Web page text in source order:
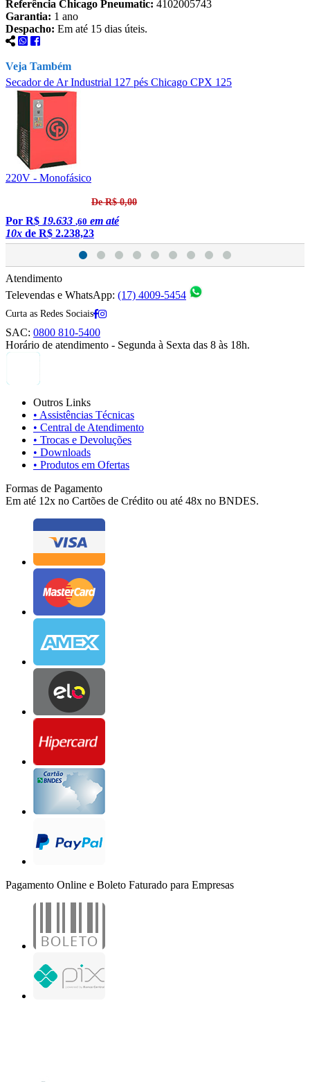
Referência Chicago Pneumatic: 4102005743
Garantia: 1 ano
Despacho: Em até 15 dias úteis.
Veja Também
Secador de Ar Industrial 127 pés Chicago CPX 125
220V - Monofásico
De R$ 0,00
Por R$ 19.633 ,60 em até
10x de R$ 2.238,23
Atendimento
Televendas e WhatsApp: (17) 4009-5454
Curta as Redes Sociais
SAC: 0800 810-5400
Horário de atendimento - Segunda à Sexta das 8 às 18h.
Outros Links
• Assistências Técnicas
• Central de Atendimento
• Trocas e Devoluções
• Downloads
• Produtos em Ofertas
Formas de Pagamento
Em até 12x no Cartões de Crédito ou até 48x no BNDES.
Pagamento Online e Boleto Faturado para Empresas